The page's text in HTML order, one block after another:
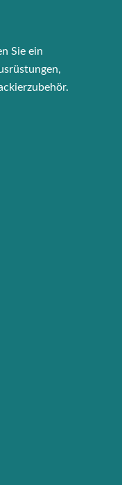
Sie ein